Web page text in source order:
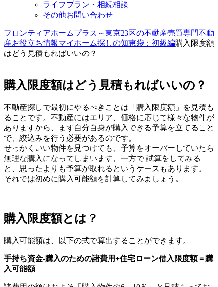
ライフプラン・相続相談
その他お問い合わせ
フロンティアホームプラス～東京23区の不動産売買専門不動
産お役立ち情報マイホーム探しの知恵袋：初級編購入限度額
はどう見積もればいいの？
購入限度額はどう見積もればいいの？
不動産探しで最初にやるべきことは「購入限度額」を見積も
ることです。不動産にはエリア、価格に応じて様々な物件が
ありますから、まず自分自身が購入できる予算を立てること
で、絞込みを行う必要があるのです。
せっかくいい物件を見つけても、予算をオーバーしていたら
無理な購入になってしまいます。一方で 試算をしてみる
と、思ったよりも予算が取れるというケースもあります。
それでは初めに購入可能額を計算してみましょう。
購入限度額とは？
購入可能額は、以下の式で算出することができます。
手持ち資金-購入のための諸費用+住宅ローン借入限度額＝購
入可能額